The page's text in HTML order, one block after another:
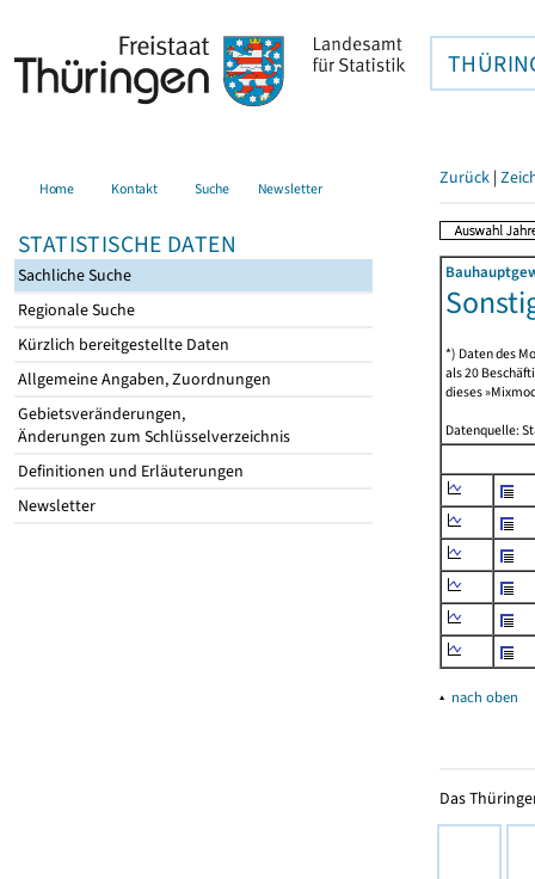
Home Kontakt Suche Newsletter
STATISTISCHE DATEN
Sachliche Suche
Regionale Suche
Kürzlich bereitgestellte Daten
Allgemeine Angaben, Zuordnungen
Gebietsveränderungen,
Änderungen zum Schlüsselverzeichnis
Definitionen und Erläuterungen
Newsletter
Zurück |
*) Daten des
als 20
dieses
Datenquelle:
▴ nach oben
Das